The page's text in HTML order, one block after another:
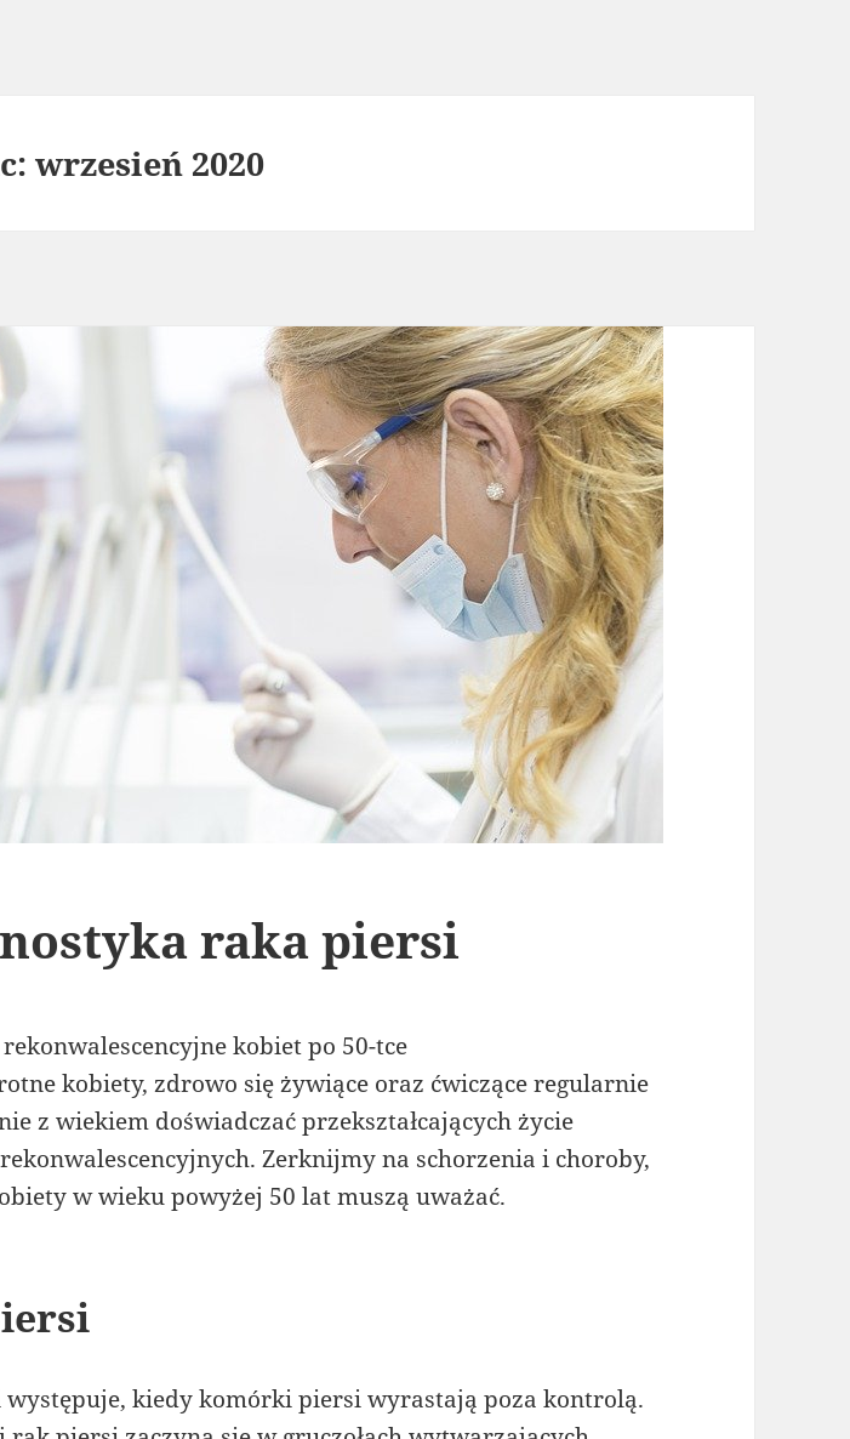
wrzesień 2020
raka piersi
kobiet po 50-tce
kobiety, zdrowo się żywiące oraz ćwiczące regularnie
z wiekiem doświadczać przekształcających życie
Zerknijmy na schorzenia i choroby,
w wieku powyżej 50 lat muszą uważać.
występuje, kiedy komórki piersi wyrastają poza kontrolą.